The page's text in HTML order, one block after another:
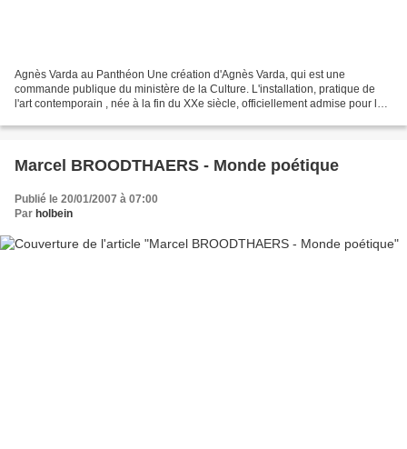
Agnès Varda au Panthéon Une création d'Agnès Varda, qui est une
commande publique du ministère de la Culture. L'installation, pratique de
l'art contemporain , née à la fin du XXe siècle, officiellement admise pour la
Marcel BROODTHAERS - Monde poétique
Publié le 20/01/2007 à 07:00
Par holbein